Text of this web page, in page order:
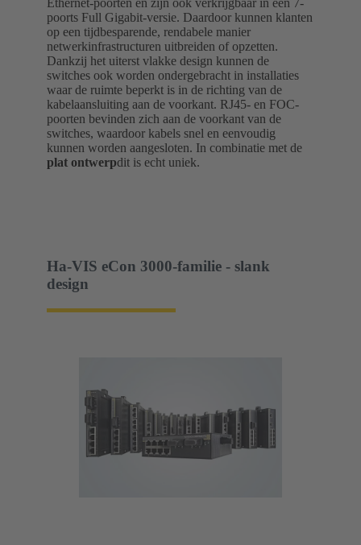
Ethernet-poorten en zijn ook verkrijgbaar in een 7-
poorts Full Gigabit-versie. Daardoor kunnen klanten
op een tijdbesparende, rendabele manier
netwerkinfrastructuren uitbreiden of opzetten.
Dankzij het uiterst vlakke design kunnen de
switches ook worden ondergebracht in installaties
waar de ruimte beperkt is in de richting van de
kabelaansluiting aan de voorkant. RJ45- en FOC-
poorten bevinden zich aan de voorkant van de
switches, waardoor kabels snel en eenvoudig
kunnen worden aangesloten. In combinatie met de
plat ontwerpdit is echt uniek.
Ha-VIS eCon 3000-familie - slank
design